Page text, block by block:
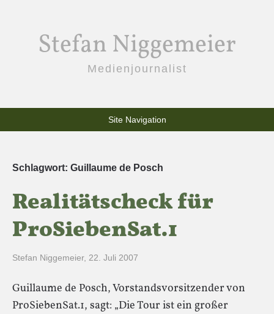
Stefan Niggemeier
Medienjournalist
Site Navigation
Schlagwort: Guillaume de Posch
Realitätscheck für
ProSiebenSat.1
Stefan Niggemeier, 22. Juli 2007
Guillaume de Posch, Vorstandsvorsitzender von
ProSiebenSat.1, sagt: „Die Tour ist ein großer